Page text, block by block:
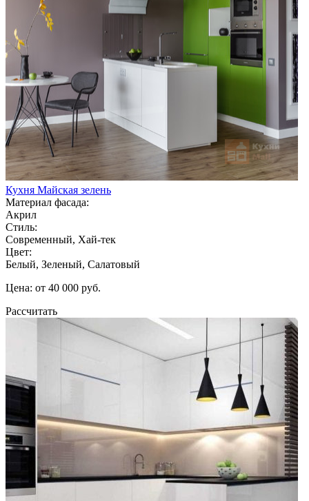
Кухня Майская зелень
Материал фасада:
Акрил
Стиль:
Современный, Хай-тек
Цвет:
Белый, Зеленый, Салатовый
Цена: от 40 000 руб.
Рассчитать